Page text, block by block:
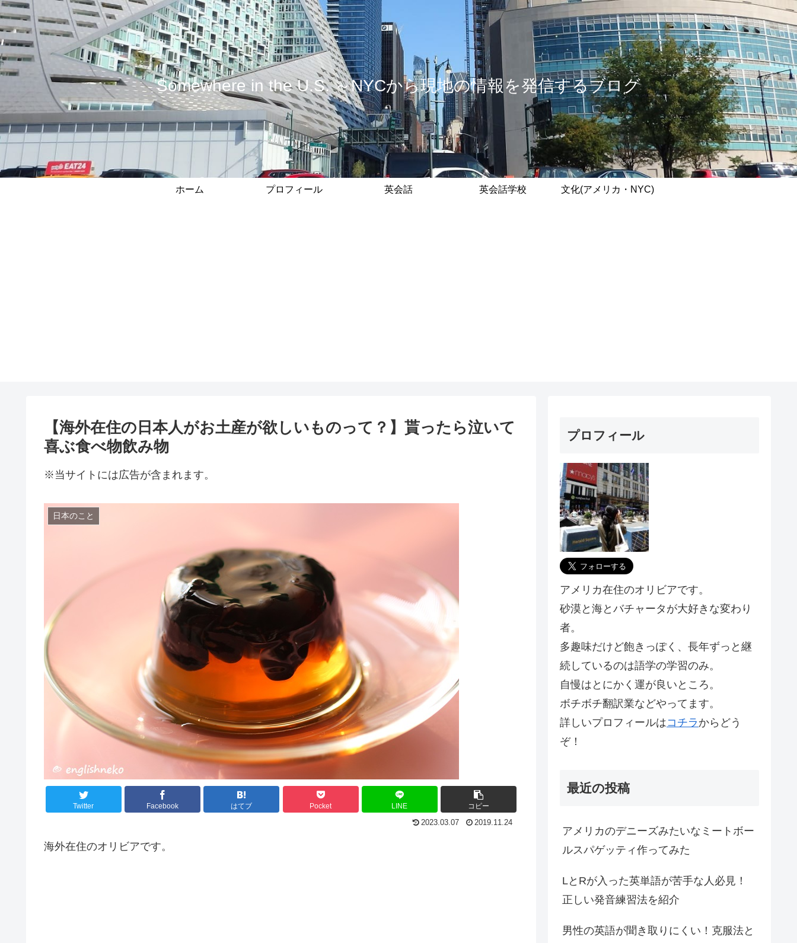
Somewhere in the U.S. ～NYCから現地の情報を発信するブログ
ホーム プロフィール 英会話 英会話学校 文化(アメリカ・NYC)
【海外在住の日本人がお土産が欲しいものって？】貰ったら泣いて
喜ぶ食べ物飲み物
※当サイトには広告が含まれます。
日本のこと
Twitter Facebook はてブ Pocket LINE コピー
2023.03.07 2019.11.24
海外在住のオリビアです。
プロフィール
アメリカ在住のオリビアです。
砂漠と海とバチャータが大好きな変わり
者。
多趣味だけど飽きっぽく、長年ずっと継
続しているのは語学の学習のみ。
自慢はとにかく運が良いところ。
ボチボチ翻訳業などやってます。
詳しいプロフィールはコチラ からどう
ぞ！
最近の投稿
アメリカのデニーズみたいなミートボー
ルスパゲッティ作ってみた
LとRが入った英単語が苦手な人必見！
正しい発音練習法を紹介
男性の英語が聞き取りにくい！克服法と